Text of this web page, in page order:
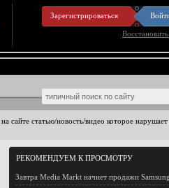
Зарегистрироваться
сайте статью/новость/видео которое нарушает
РЕКОМЕНДУЕМ К ПРОСМОТРУ
Завтра Media Markt начнет продажи